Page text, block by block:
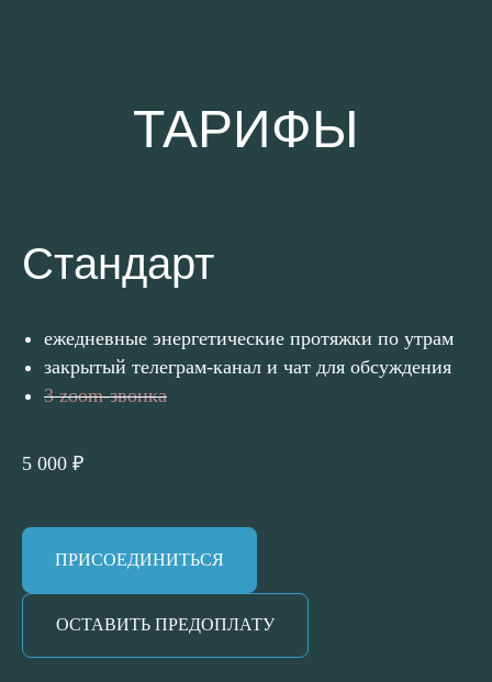
ТАРИФЫ
Cтандарт
ежедневные энергетические протяжки по утрам
закрытый телеграм-канал и чат для обсуждения
3 zoom-звонка
5 000 ₽
ПРИСОЕДИНИТЬСЯ
ОСТАВИТЬ ПРЕДОПЛАТУ